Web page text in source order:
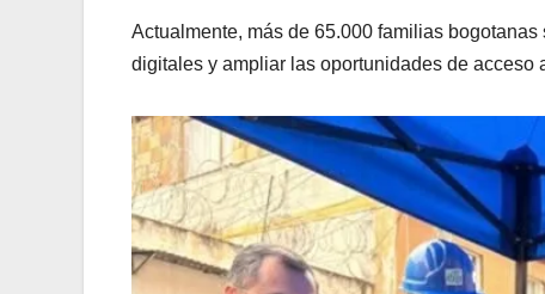
Actualmente, más de 65.000 familias
digitales y ampliar las oportunidades de